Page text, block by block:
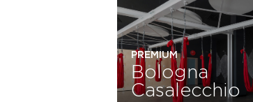
PREMIUM
Bologna
Casalecchio